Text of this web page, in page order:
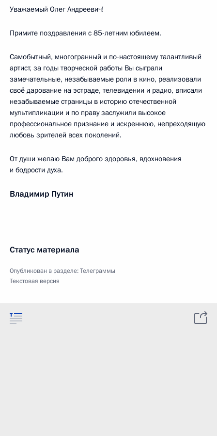
Уважаемый Олег Андреевич!
Примите поздравления с 85-летним юбилеем.
Самобытный, многогранный и по‑настоящему талантливый
артист, за годы творческой работы Вы сыграли
замечательные, незабываемые роли в кино, реализовали
своё дарование на эстраде, телевидении и радио, вписали
незабываемые страницы в историю отечественной
мультипликации и по праву заслужили высокое
профессиональное признание и искреннюю, непреходящую
любовь зрителей всех поколений.
От души желаю Вам доброго здоровья, вдохновения
и бодрости духа.
Владимир Путин
Статус материала
Опубликован в разделе:Телеграммы
Текстовая версия